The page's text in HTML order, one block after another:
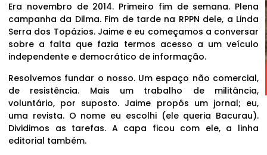
Era novembro de 2014. Primeiro fim de semana. Plena
campanha da Dilma. Fim de tarde na RPPN dele, a Linda
Serra dos Topázios. Jaime e eu começamos a conversar
sobre a falta que fazia termos acesso a um veículo
independente e democrático de informação.
Resolvemos fundar o nosso. Um espaço não comercial,
de resistência. Mais um trabalho de militância,
voluntário, por suposto. Jaime propôs um jornal; eu,
uma revista. O nome eu escolhi (ele queria Bacurau).
Dividimos as tarefas. A capa ficou com ele, a linha
editorial também.